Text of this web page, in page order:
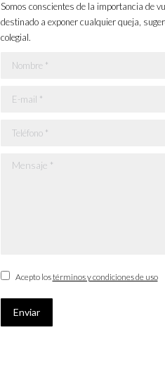
Somos conscientes de la importancia de
destinado a exponer cualquier queja,
colegial.
Nombre *
E-mail *
Teléfono *
Mensaje *
Acepto lostérminos y condiciones de uso
Enviar